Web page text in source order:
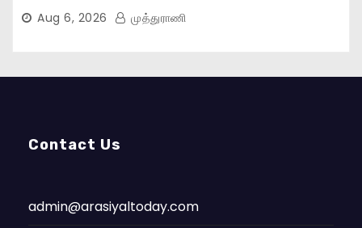
Aug 6, 2026 முத்துராணி
Contact Us
admin@arasiyaltoday.com